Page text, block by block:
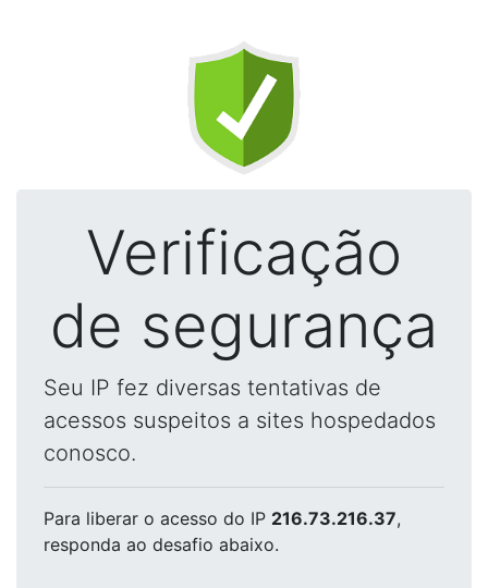
Verificação
de segurança
Seu IP fez diversas tentativas de
acessos suspeitos a sites hospedados
conosco.
Para liberar o acesso do IP 216.73.216.37,
responda ao desafio abaixo.